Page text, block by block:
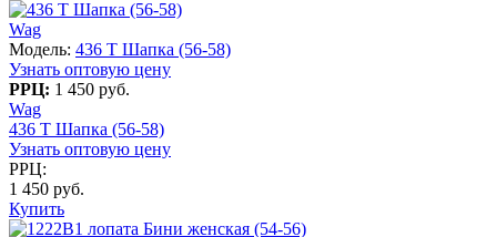
Wag
Модель: 436 T Шапка (56-58)
Узнать оптовую цену
РРЦ: 1 450 руб.
Wag
436 T Шапка (56-58)
Узнать оптовую цену
РРЦ:
1 450 руб.
Купить